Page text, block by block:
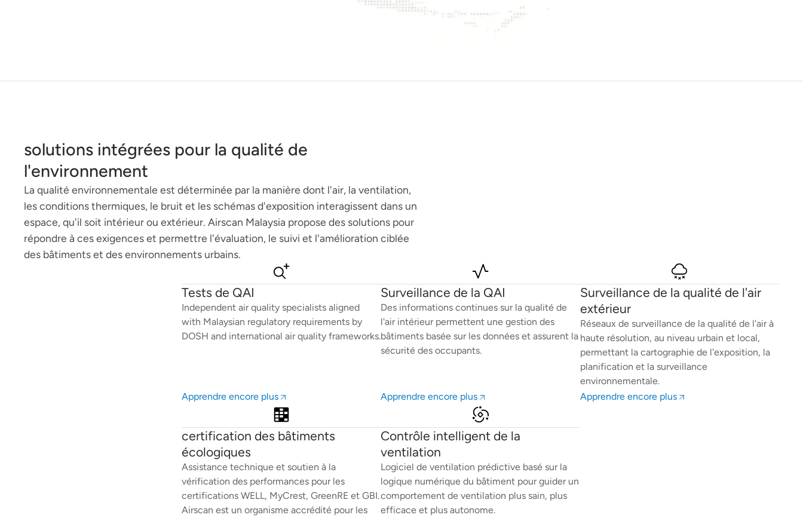
solutions intégrées pour la qualité de
l'environnement
La qualité environnementale est déterminée par la manière dont l'air, la ventilation,
les conditions thermiques, le bruit et les schémas d'exposition interagissent dans un
espace, qu'il soit intérieur ou extérieur. Airscan Malaysia propose des solutions pour
répondre à ces exigences et permettre l'évaluation, le suivi et l'amélioration ciblée
des bâtiments et des environnements urbains.
Tests de QAI
Independent air quality specialists aligned
with Malaysian regulatory requirements by
DOSH and international air quality frameworks.
Apprendre encore plus
Surveillance de la QAI
Des informations continues sur la qualité de
l'air intérieur permettent une gestion des
bâtiments basée sur les données et assurent la
sécurité des occupants.
Apprendre encore plus
Surveillance de la qualité de l'air
extérieur
Réseaux de surveillance de la qualité de l'air à
haute résolution, au niveau urbain et local,
permettant la cartographie de l'exposition, la
planification et la surveillance
environnementale.
Apprendre encore plus
certification des bâtiments
écologiques
Assistance technique et soutien à la
vérification des performances pour les
certifications WELL, MyCrest, GreenRE et GBI.
Airscan est un organisme accrédité pour les
Contrôle intelligent de la
ventilation
Logiciel de ventilation prédictive basé sur la
logique numérique du bâtiment pour guider un
comportement de ventilation plus sain, plus
efficace et plus autonome.